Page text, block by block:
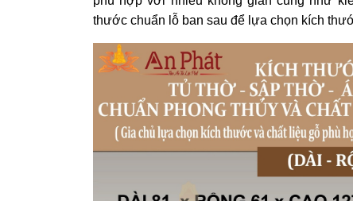
thước chuẩn lỗ ban sau để lựa chọn kích